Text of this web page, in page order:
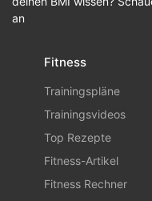
an
Fitness
Trainingspläne
Trainingsvideos
Top Rezepte
Fitness-Artikel
Fitness Rechner